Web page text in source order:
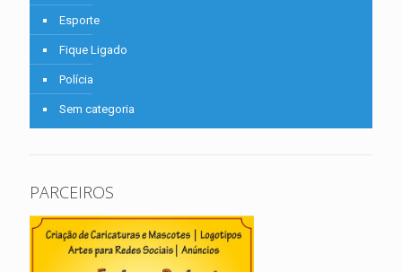
Esporte
Fique Ligado
Polícia
Sem categoria
PARCEIROS